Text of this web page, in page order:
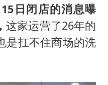
日闭店的消息曝
这家运营了26年的
是扛不住商场的洗